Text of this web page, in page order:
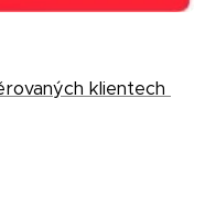
klientech